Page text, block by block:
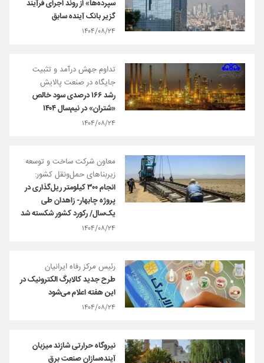
سپرده‌ها» از روند اجرای فرآیند
گزیر بانک آینده سابق
۱۴۰۴/۰۸/۲۴
تداوم جهش درآمد و تثبیت
جایگاه در صنعت پالایش
رشد ۱۶۶ درصدی سود خالص
«شتران» در نیم‌سال ۱۴۰۴
۱۴۰۴/۰۸/۲۴
معاون شرکت ساخت و توسعه
زیربناهای حمل‌ونقل کشور:
انجام ۳۰۰ کیلومتر ریل‌گذاری در
پروژه چابهار- زاهدان طی
یک‌سال/ رکورد کشور شکسته شد
۱۴۰۴/۰۸/۲۴
رئیس مرکز رفاه ایرانیان
طرح جدید کالابرگ الکترونیک در
این هفته اعلام می‌شود
۱۴۰۴/۰۸/۲۴
نیروگاه حرارتی شازند میزبان
آینده‌سازان صنعت برق